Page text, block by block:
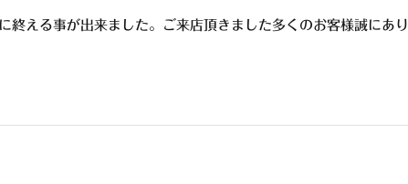
終える事が出来ました。ご来店頂きました多くのお客様誠にあり